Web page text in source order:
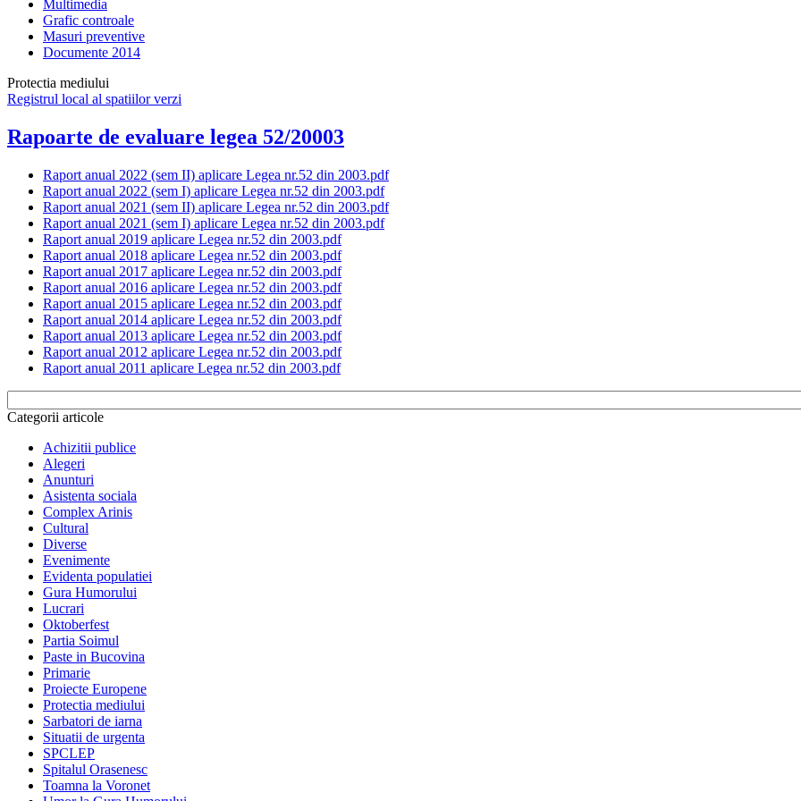
Multimedia
Grafic controale
Masuri preventive
Documente 2014
Protectia mediului
Registrul local al spatiilor verzi
Rapoarte de evaluare legea 52/20003
Raport anual 2022 (sem II) aplicare Legea nr.52 din 2003.pdf
Raport anual 2022 (sem I) aplicare Legea nr.52 din 2003.pdf
Raport anual 2021 (sem II) aplicare Legea nr.52 din 2003.pdf
Raport anual 2021 (sem I) aplicare Legea nr.52 din 2003.pdf
Raport anual 2019 aplicare Legea nr.52 din 2003.pdf
Raport anual 2018 aplicare Legea nr.52 din 2003.pdf
Raport anual 2017 aplicare Legea nr.52 din 2003.pdf
Raport anual 2016 aplicare Legea nr.52 din 2003.pdf
Raport anual 2015 aplicare Legea nr.52 din 2003.pdf
Raport anual 2014 aplicare Legea nr.52 din 2003.pdf
Raport anual 2013 aplicare Legea nr.52 din 2003.pdf
Raport anual 2012 aplicare Legea nr.52 din 2003.pdf
Raport anual 2011 aplicare Legea nr.52 din 2003.pdf
Categorii articole
Achizitii publice
Alegeri
Anunturi
Asistenta sociala
Complex Arinis
Cultural
Diverse
Evenimente
Evidenta populatiei
Gura Humorului
Lucrari
Oktoberfest
Partia Soimul
Paste in Bucovina
Primarie
Proiecte Europene
Protectia mediului
Sarbatori de iarna
Situatii de urgenta
SPCLEP
Spitalul Orasenesc
Toamna la Voronet